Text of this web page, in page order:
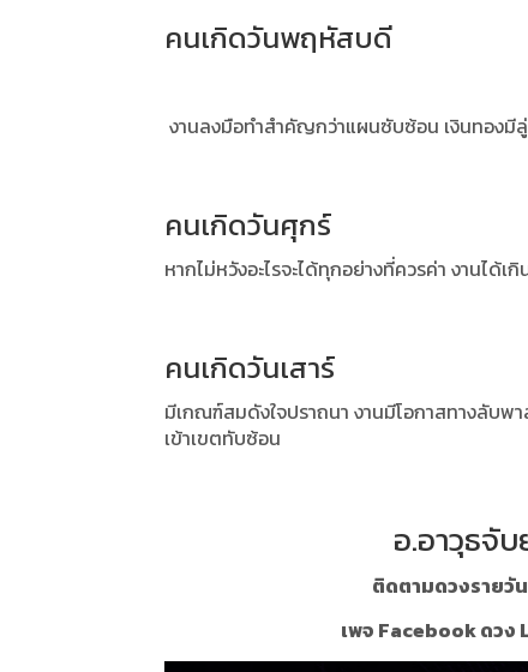
คนเกิดวันพฤหัสบดี
งานลงมือทำสำคัญกว่าแผนซับซ้อน เงินทองมี
คนเกิดวันศุกร์
หากไม่หวังอะไรจะได้ทุกอย่างที่ควรค่า งานได้
คนเกิดวันเสาร์
มีเกณฑ์สมดังใจปราถนา งานมีโอกาสทางลับพ
เข้าเขตทับซ้อน
อ.อาวุธจั
ติดตามดวงรายวั
เพจ Facebook ดวง